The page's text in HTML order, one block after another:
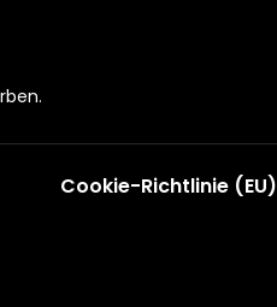
Cookie-Richtlinie (EU)